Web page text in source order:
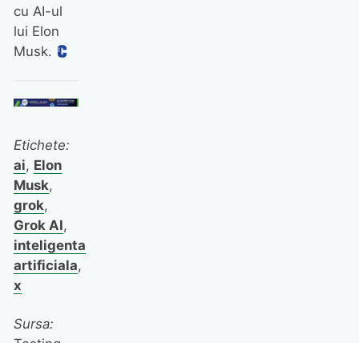
cu AI-ul
lui Elon
Musk.
Etichete:
ai, Elon
Musk,
grok,
Grok AI,
inteligenta
artificiala,
x
Sursa: